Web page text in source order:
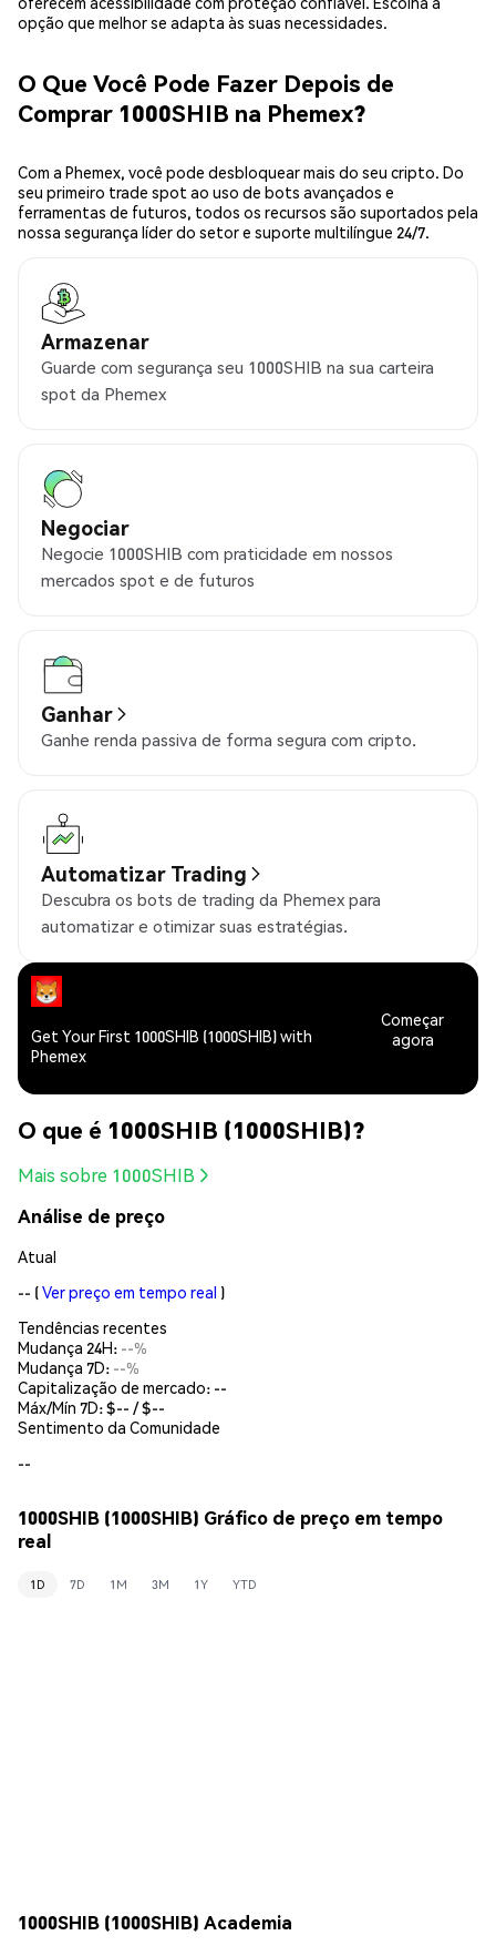
opção que melhor se adapta às suas necessidades.
O Que Você Pode Fazer Depois de
Comprar 1000SHIB na Phemex?
Com a Phemex, você pode desbloquear mais do seu cripto. Do
seu primeiro trade spot ao uso de bots avançados e
ferramentas de futuros, todos os recursos são suportados pela
nossa segurança líder do setor e suporte multilíngue 24/7.
Armazenar
Guarde com segurança seu 1000SHIB na sua carteira
spot da Phemex
Negociar
Negocie 1000SHIB com praticidade em nossos
mercados spot e de futuros
Ganhar
Ganhe renda passiva de forma segura com cripto.
Automatizar Trading
Descubra os bots de trading da Phemex para
automatizar e otimizar suas estratégias.
Get Your First 1000SHIB (1000SHIB) with
Phemex
Começar
agora
O que é 1000SHIB (1000SHIB)?
Mais sobre 1000SHIB
Análise de preço
Atual
-- (Ver preço em tempo real )
Tendências recentes
Mudança 24H: --%
Mudança 7D: --%
Capitalização de mercado: --
Máx/Mín 7D: $-- / $--
Sentimento da Comunidade
--
1000SHIB (1000SHIB) Gráfico de preço em tempo
real
1D 7D 1M 3M 1Y YTD
1000SHIB (1000SHIB) Academia